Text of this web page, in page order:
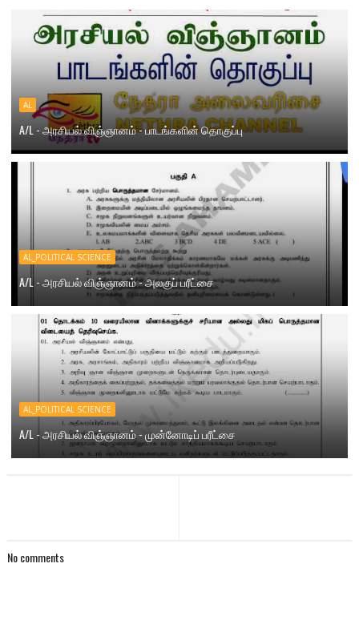
AL
A/L - அரசியல் விஞ்ஞானம் - பாடங்களின் தொகுப்பு
AL_POLITICAL SCIENCE
A/L - அரசியல் விஞ்ஞானம் - அலகுப் பரீட்சை
AL_POLITICAL SCIENCE
A/L - அரசியல் விஞ்ஞானம் - முன்னோடிப் பரீட்சை
No comments